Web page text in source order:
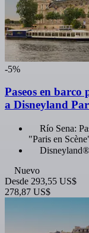
-5%
Paseos en barco
a Disneyland
Río Sena:
"Paris en
Disneyland®
Nuevo
Desde 293,55 US$
278,87 US$